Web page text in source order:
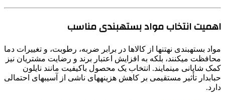
اهمیت انتخاب مواد بستهبندی مناسب
مواد بستهبندی نهتنها از کالاها در برابر ضربه، رطوبت، و تغییرات دما
محافظت میکنند، بلکه به افزایش اعتبار برند و رضایت مشتریان نیز
کمک شایانی مینمایند. انتخاب یک محصول باکیفیت مانند نایلون
حبابدار تأثیر مستقیمی بر کاهش هزینههای ناشی از آسیبهای احتمالی
دارد.